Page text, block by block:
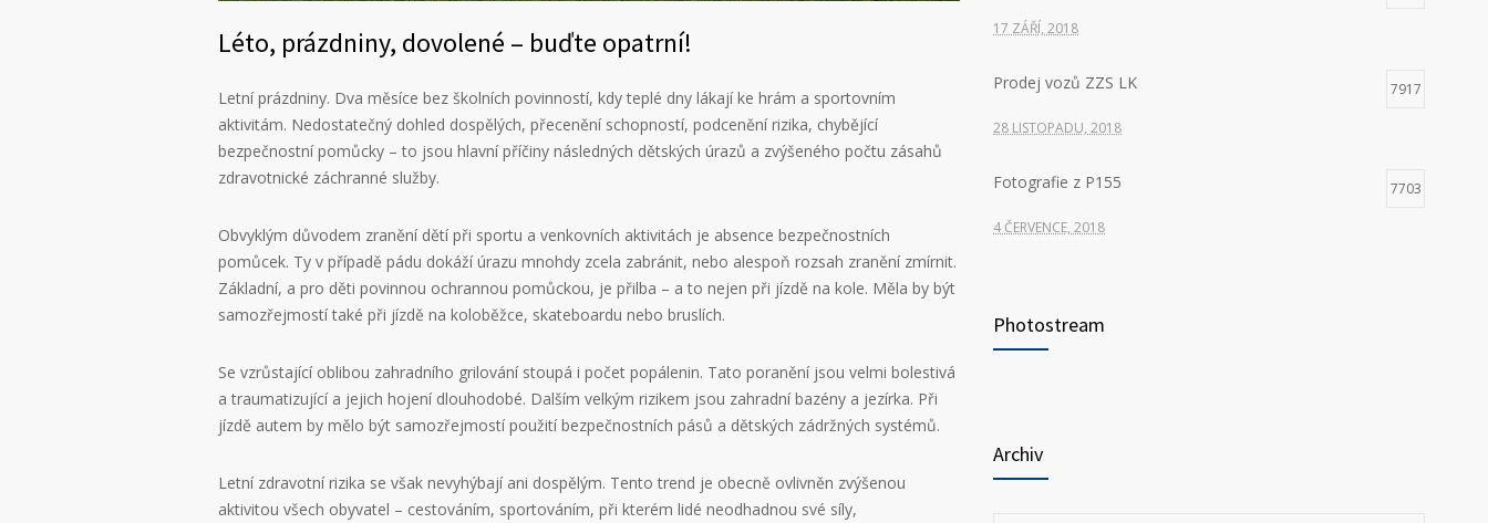
Léto, prázdniny, dovolené – buďte opatrní!
Letní prázdniny. Dva měsíce bez školních povinností, kdy teplé dny lákají ke hrám a sportovním
aktivitám. Nedostatečný dohled dospělých, přecenění schopností, podcenění rizika, chybějící
bezpečnostní pomůcky – to jsou hlavní příčiny následných dětských úrazů a zvýšeného počtu zásahů
zdravotnické záchranné služby.
Obvyklým důvodem zranění dětí při sportu a venkovních aktivitách je absence bezpečnostních
pomůcek. Ty v případě pádu dokáží úrazu mnohdy zcela zabránit, nebo alespoň rozsah zranění zmírnit.
Základní, a pro děti povinnou ochrannou pomůckou, je přilba – a to nejen při jízdě na kole. Měla by být
samozřejmostí také při jízdě na koloběžce, skateboardu nebo bruslích.
Se vzrůstající oblibou zahradního grilování stoupá i počet popálenin. Tato poranění jsou velmi bolestivá
a traumatizující a jejich hojení dlouhodobé. Dalším velkým rizikem jsou zahradní bazény a jezírka. Při
jízdě autem by mělo být samozřejmostí použití bezpečnostních pásů a dětských zádržných systémů.
Letní zdravotní rizika se však nevyhýbají ani dospělým. Tento trend je obecně ovlivněn zvýšenou
aktivitou všech obyvatel – cestováním, sportováním, při kterém lidé neodhadnou své síly,
17 ZÁŘÍ, 2018
Prodej vozů ZZS LK 7917
28 LISTOPADU, 2018
Fotografie z P155 7703
4 ČERVENCE, 2018
Photostream
Archiv